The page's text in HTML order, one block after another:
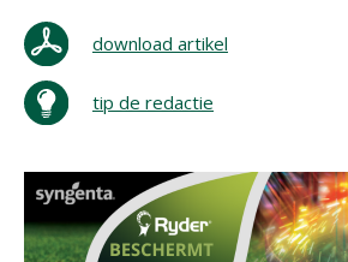
download artikel
tip de redactie